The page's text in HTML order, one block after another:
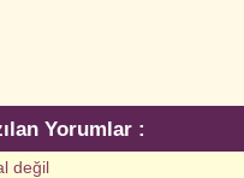
Yorumlar :
değil